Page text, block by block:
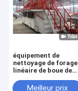
équipement de
nettoyage de forage
linéaire de boue de
de schiste dans des
Meilleur prix